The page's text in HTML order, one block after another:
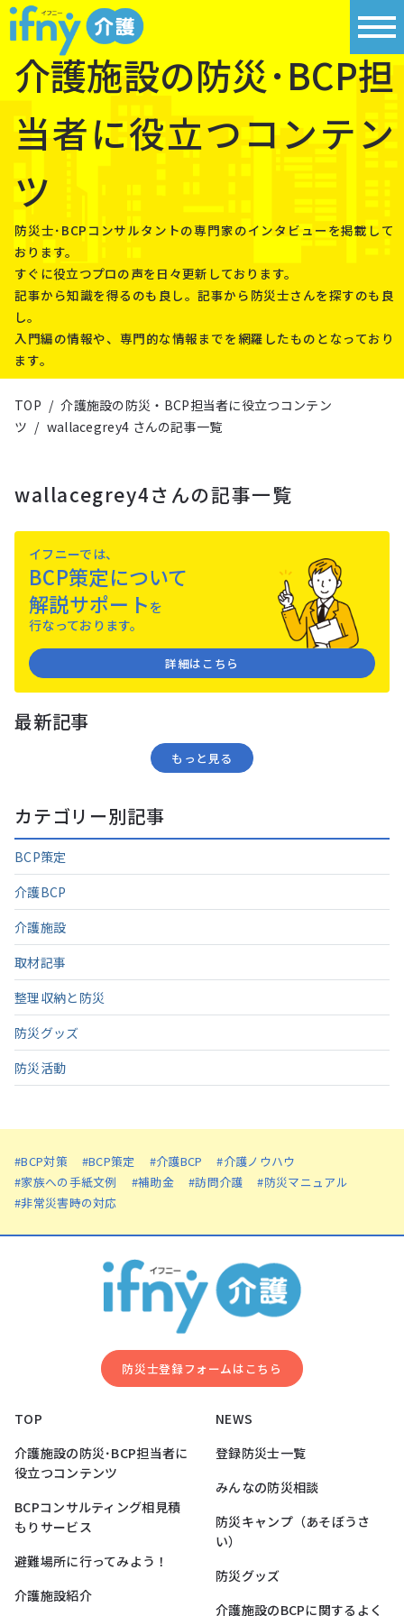
介護施設の防災･BCP担
当者に役立つコンテン
ツ
防災⼠･BCPコンサルタントの専⾨家のインタビューを掲載して
おります。
すぐに役⽴つプロの声を⽇々更新しております。
記事から知識を得るのも良し。記事から防災⼠さんを探すのも良
し。
⼊⾨編の情報や、専⾨的な情報までを網羅したものとなっており
ます。
TOP / 介護施設の防災・BCP担当者に役立つコンテン
ツ / wallacegrey4 さんの記事一覧
wallacegrey4さんの記事一覧
イフニーでは、
BCP策定について
解説サポート を
⾏なっております。
詳細はこちら
最新記事
もっと⾒る
カテゴリー別記事
BCP策定
介護BCP
介護施設
取材記事
整理収納と防災
防災グッズ
防災活動
#BCP対策 #BCP策定 #介護BCP
#介護ノウハウ
#家族への手紙文例
#補助金 #訪問介護
#防災マニュアル
#非常災害時の対応
防災⼠登録フォームはこちら
TOP
介護施設の防災･BCP担当者に
役立つコンテンツ
BCPコンサルティング相見積
もりサービス
避難場所に行ってみよう！
介護施設紹介
NEWS
登録防災士一覧
みんなの防災相談
防災キャンプ（あそぼうさ
い）
防災グッズ
介護施設のBCPに関するよく